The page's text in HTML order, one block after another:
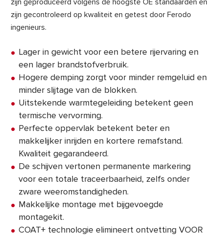
zijn geproduceerd volgens de hoogste OE standaarden en
zijn gecontroleerd op kwaliteit en getest door Ferodo
ingenieurs.
Lager in gewicht voor een betere rijervaring en
een lager brandstofverbruik.
Hogere demping zorgt voor minder remgeluid en
minder slijtage van de blokken.
Uitstekende warmtegeleiding betekent geen
termische vervorming.
Perfecte oppervlak betekent beter en
makkelijker inrijden en kortere remafstand.
Kwaliteit gegarandeerd.
De schijven vertonen permanente markering
voor een totale traceerbaarheid, zelfs onder
zware weeromstandigheden.
Makkelijke montage met bijgevoegde
montagekit.
COAT+ technologie elimineert ontvetting VOOR